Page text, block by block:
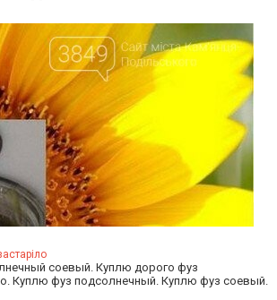
соевый. Куплю дорого фуз
Куплю фуз подсолнечный. Куплю фуз соевый.